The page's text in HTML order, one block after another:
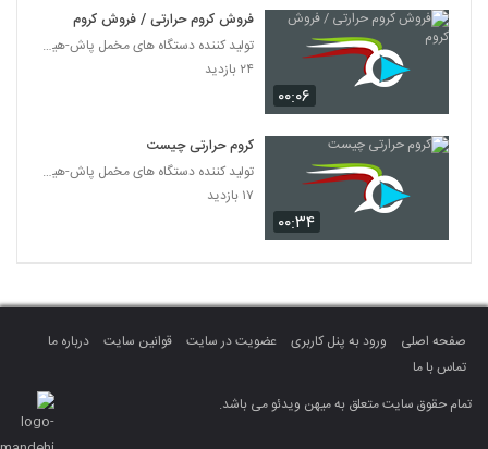
۰۰:۰۶
فروش کروم حرارتی / فروش کروم
تولید کننده دستگاه های مخمل پاش-هیدروگرافیک-ابکاری
۲۴ بازدید
۰۰:۳۴
کروم حرارتی چیست
تولید کننده دستگاه های مخمل پاش-هیدروگرافیک-ابکاری
۱۷ بازدید
صفحه اصلی ورود به پنل کاربری عضویت در سایت قوانین سایت
درباره ما
تماس با ما
تمام حقوق سایت متعلق به میهن ویدئو می باشد.